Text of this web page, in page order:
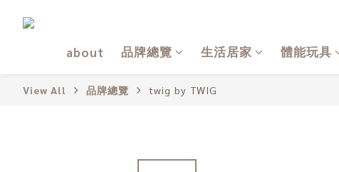
about
品牌總覽 生活居家 體能玩具
View All 品牌總覽 twig by TWIG